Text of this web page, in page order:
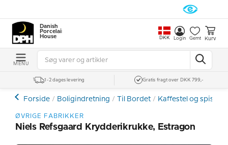
Danish
Porcelain
House
DKK Login Gemt Kurv
MENU
1-2 dages levering Gratis fragt over DKK 799,-
Forside Boligindretning Til Bordet Kaffestel og
ØVRIGE FABRIKKER
Niels Refsgaard Krydderikrukke, Estragon